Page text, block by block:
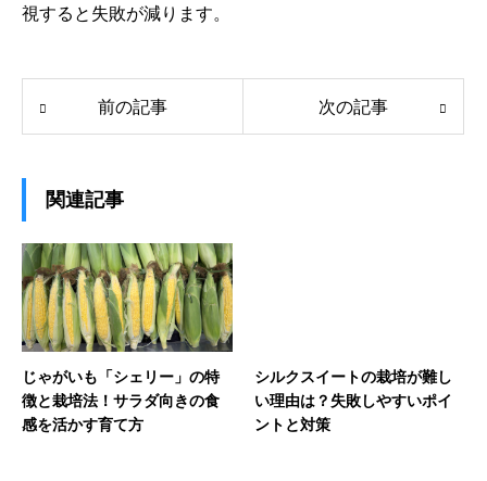
視すると失敗が減ります。
前の記事 次の記事
関連記事
じゃがいも「シェリー」の特
徴と栽培法！サラダ向きの食
感を活かす育て方
シルクスイートの栽培が難し
い理由は？失敗しやすいポイ
ントと対策